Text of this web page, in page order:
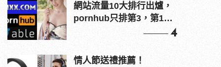
網站流量10大排行出爐，
pornhub只排第3，第1名
4
情人節送禮推薦！